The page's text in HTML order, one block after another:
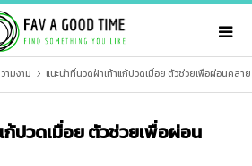
ามงาม แนะนำที่นวดฝ่าเท้าแก้ปวดเมื่อย ตัวช่วยเพื่อผ่อนคลาย
ก้ปวดเมื่อย ตัวช่วยเพื่อผ่อน